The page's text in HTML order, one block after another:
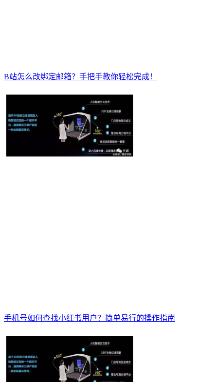
B站怎么改绑定邮箱？手把手教你轻松完成！
手机号如何查找小红书用户？简单易行的操作指南